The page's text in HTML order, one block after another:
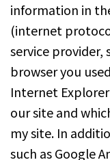
information in
(internet
service provider,
browser you
Internet
our site and
my site. In
such as Google